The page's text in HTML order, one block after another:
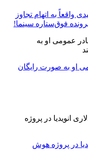
واقعاً به اتهام تجاوز
فوق‌ستاره سینما!
او به صورت رایگان
انویدیا در پروژه هوش